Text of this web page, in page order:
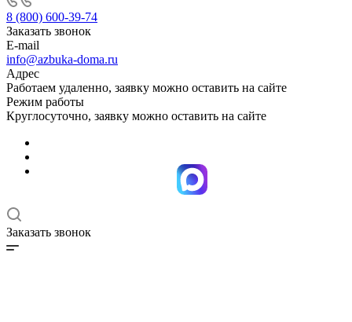
8 (800) 600-39-74
Заказать звонок
E-mail
info@azbuka-doma.ru
Адрес
Работаем удаленно, заявку можно оставить на сайте
Режим работы
Круглосуточно, заявку можно оставить на сайте
Заказать звонок